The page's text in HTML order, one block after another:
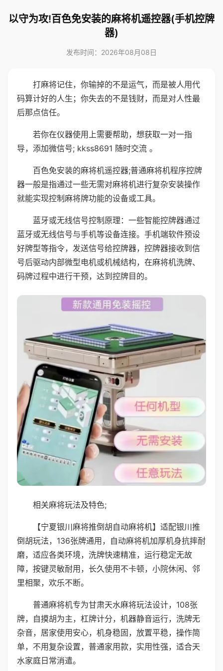
以守为攻!百色免安装的麻将机遥控器(手机控牌
器)
发布时间：2026年08月08日
打麻将记住，你输掉的不是运气，而是被人用代
码算计好的人生；你失去的不是钱财，而是对人性最
后那点信任。
若你在仪器使用上需要帮助，想获取一对一指
导，添加微信号; kkss8691 随时交流 。
百色免安装的麻将机遥控器;普通麻将机程序控牌
器一般是指通过一些无需对麻将机进行复杂安装操作
就能实现控制麻将牌功能的设备或工具。
蓝牙或无线信号控制原理：一些智能控牌器通过
蓝牙或无线信号与手机等设备连接。手机端软件预设
好牌型等指令，发送信号给控牌器，控牌器接收到信
号后驱动内部微型电机或机械结构，在麻将机洗牌、
码牌过程中进行干预，达到控牌目的。
相关麻将玩法及特色;
【宁夏银川麻将推倒胡自动麻将机】适配银川推
倒胡玩法，136张牌通用，自动麻将机加厚机身抗摔耐
磨，适应各类环境，洗牌快速精准，运行稳定无故
障，按键灵敏耐用，长久使用不卡顿，小院休闲、邻
里相聚，欢乐不断。
普通麻将机专为甘肃天水麻将玩法设计，108张
牌，自摸胡为主，杠牌计分，机器静音运行，洗牌无
杂音，居家使用安心，机身稳固，放置平稳，操作简
单，不用复杂设置，普通家用款，实用性强，适合天
水家庭日常消遣。